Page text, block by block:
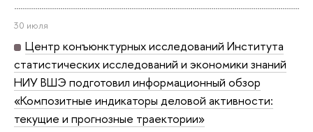
30 июля
Центр конъюнктурных исследований Института
статистических исследований и экономики знаний
НИУ ВШЭ подготовил информационный обзор
«Композитные индикаторы деловой активности:
текущие и прогнозные траектории»